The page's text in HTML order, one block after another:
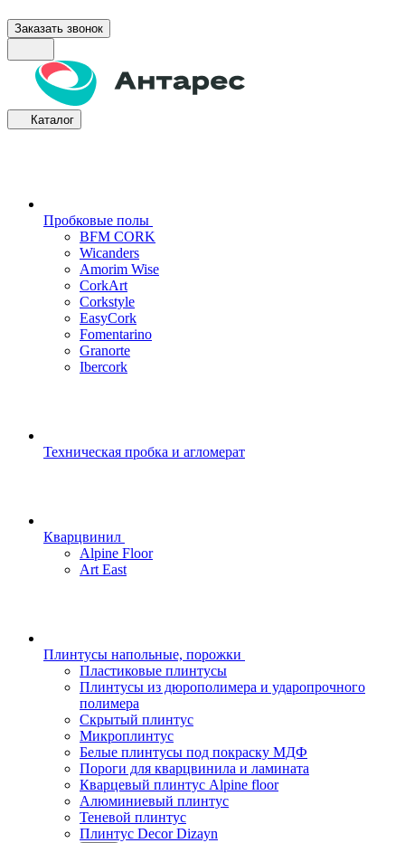
Заказать звонок
Каталог
Пробковые полы
BFM CORK
Wicanders
Amorim Wise
CorkArt
Corkstyle
EasyCork
Fomentarino
Granorte
Ibercork
Техническая пробка и агломерат
Кварцвинил
Alpine Floor
Art East
Плинтусы напольные, порожки
Пластиковые плинтусы
Плинтусы из дюрополимера и ударопрочного
полимера
Скрытый плинтус
Микроплинтус
Белые плинтусы под покраску МДФ
Пороги для кварцвинила и ламината
Кварцевый плинтус Alpine floor
Алюминиевый плинтус
Теневой плинтус
Плинтус Decor Dizayn